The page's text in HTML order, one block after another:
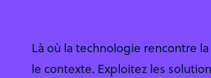
Là où la technologie rencontre
le contexte. Exploitez les